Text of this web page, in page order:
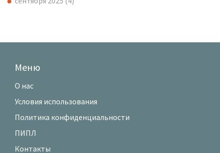
Меню
О нас
Условия использования
Политика конфиденциальности
ПИПЛ
Контакты